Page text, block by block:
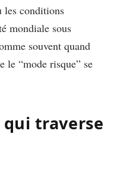
les conditions
mondiale sous
souvent quand
le “mode risque” se
traverse